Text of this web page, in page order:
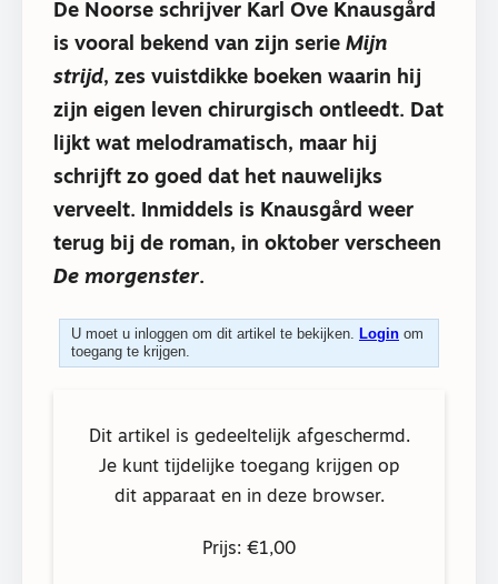
De Noorse schrijver Karl Ove Knausgård
is vooral bekend van zijn serie Mijn
strijd, zes vuistdikke boeken waarin hij
zijn eigen leven chirurgisch ontleedt. Dat
lijkt wat melodramatisch, maar hij
schrijft zo goed dat het nauwelijks
verveelt. Inmiddels is Knausgård weer
terug bij de roman, in oktober verscheen
De morgenster.
U moet u inloggen om dit artikel te bekijken. Login om
toegang te krijgen.
Dit artikel is gedeeltelijk afgeschermd.
Je kunt tijdelijke toegang krijgen op
dit apparaat en in deze browser.
Prijs: €1,00